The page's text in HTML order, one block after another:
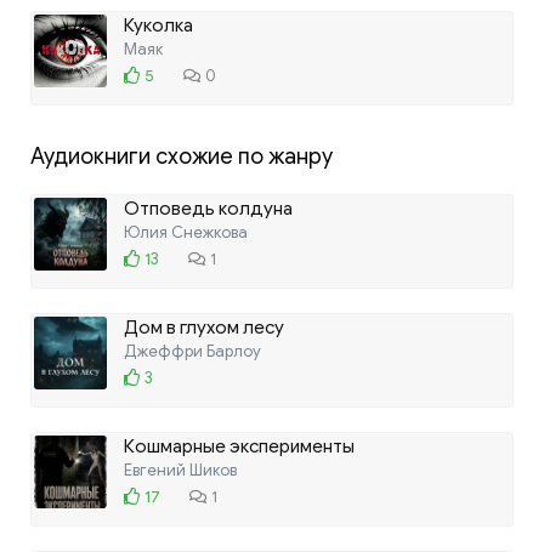
Куколка
Маяк
5
0
Аудиокниги схожие по жанру
Отповедь колдуна
Юлия Снежкова
13
1
Дом в глухом лесу
Джеффри Барлоу
3
Кошмарные эксперименты
Евгений Шиков
17
1